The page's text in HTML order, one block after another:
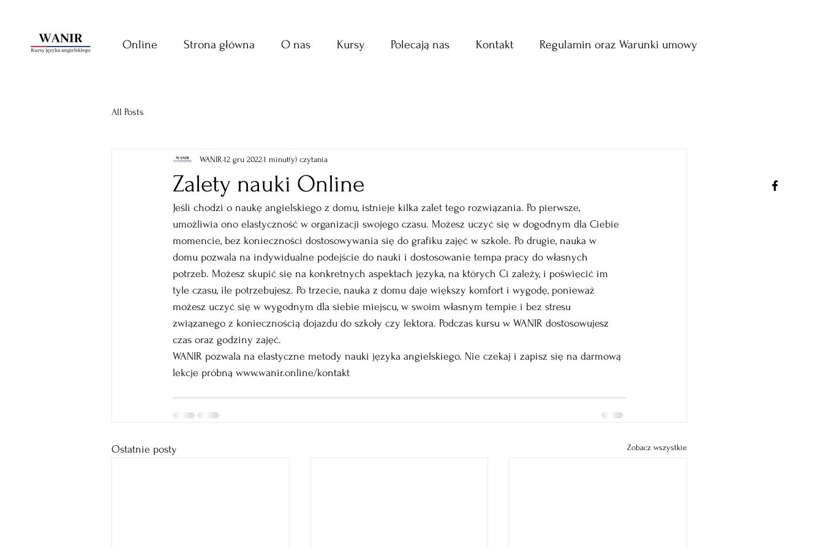
Online Strona główna O nas Kursy Polecają nas Kontakt Regulamin oraz Warunki umowy
All Posts
Zalety nauki Online
WANIR 12 gru 20221 minut(y) czytania
Jeśli chodzi o naukę angielskiego z domu, istnieje kilka zalet tego rozwiązania. Po pierwsze,
umożliwia ono elastyczność w organizacji swojego czasu. Możesz uczyć się w dogodnym dla Ciebie
momencie, bez konieczności dostosowywania się do grafiku zajęć w szkole. Po drugie, nauka w
domu pozwala na indywidualne podejście do nauki i dostosowanie tempa pracy do własnych
potrzeb. Możesz skupić się na konkretnych aspektach języka, na których Ci zależy, i poświęcić im
tyle czasu, ile potrzebujesz. Po trzecie, nauka z domu daje większy komfort i wygodę, ponieważ
możesz uczyć się w wygodnym dla siebie miejscu, w swoim własnym tempie i bez stresu
związanego z koniecznością dojazdu do szkoły czy lektora. Podczas kursu w WANIR dostosowujesz
czas oraz godziny zajęć.
WANIR pozwala na elastyczne metody nauki języka angielskiego. Nie czekaj i zapisz się na darmową
lekcje próbną www.wanir.online/kontakt
Ostatnie posty Zobacz wszystkie